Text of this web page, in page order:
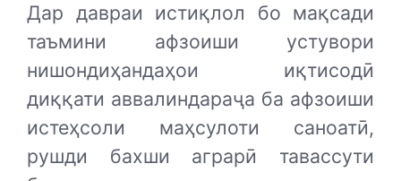
Дар давраи истиқлол бо мақсади
таъмини афзоиши устувори
нишондиҳандаҳои иқтисодӣ
диққати аввалиндараҷа ба афзоиши
истеҳсоли маҳсулоти саноатӣ,
рушди бахши аграрӣ тавассути